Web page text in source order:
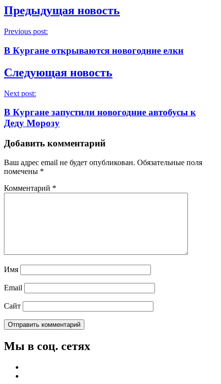
Предыдущая новость
Previous post:
В Кургане открываются новогодние елки
Следующая новость
Next post:
В Кургане запустили новогодние автобусы к
Деду Морозу
Добавить комментарий
Ваш адрес email не будет опубликован. Обязательные поля
помечены *
Комментарий *
Имя
Email
Сайт
Мы в соц. сетях